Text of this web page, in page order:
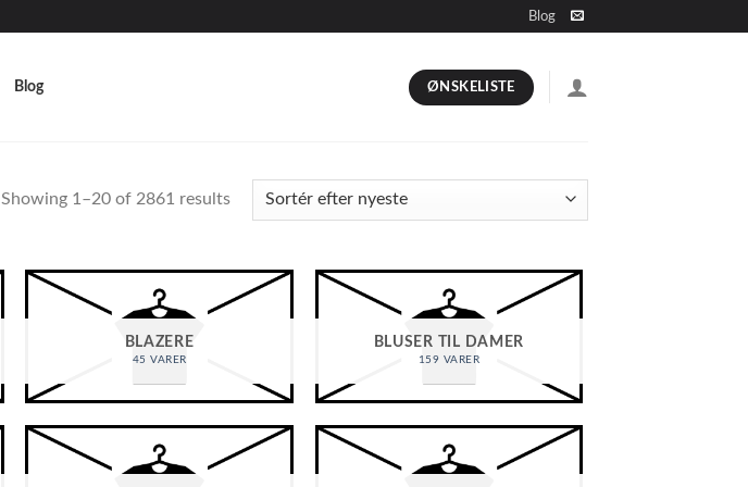
Blog
Blog ØNSKELISTE
Showing 1–20 of 2861 results
BLAZERE
45 VARER
BLUSER TIL DAMER
159 VARER